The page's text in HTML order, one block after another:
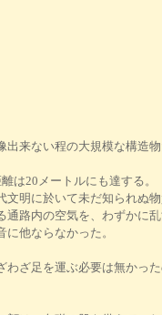
来ない程の大規模な構造
は20メートルにも達する。
明に於いて未だ知られぬ
路内の空気を、わずかに乱
他ならなかった。
ざ足を運ぶ必要は無かっ